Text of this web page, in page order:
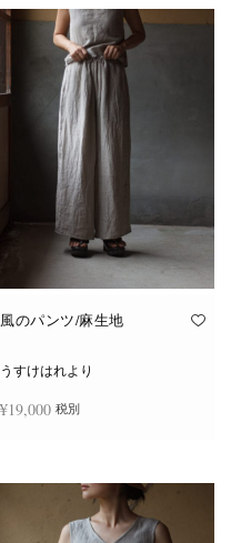
ら
選
択
で
き
ま
す
風のパンツ/麻生地
うすけはれより
¥19,000 税別